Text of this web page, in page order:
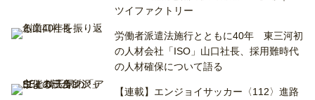
ツイファクトリー
労働者派遣法施行とともに40年 東三河初
の人材会社「ISO」山口社長、採用難時代
の人材確保について語る
【連載】エンジョイサッカー〈112〉進路